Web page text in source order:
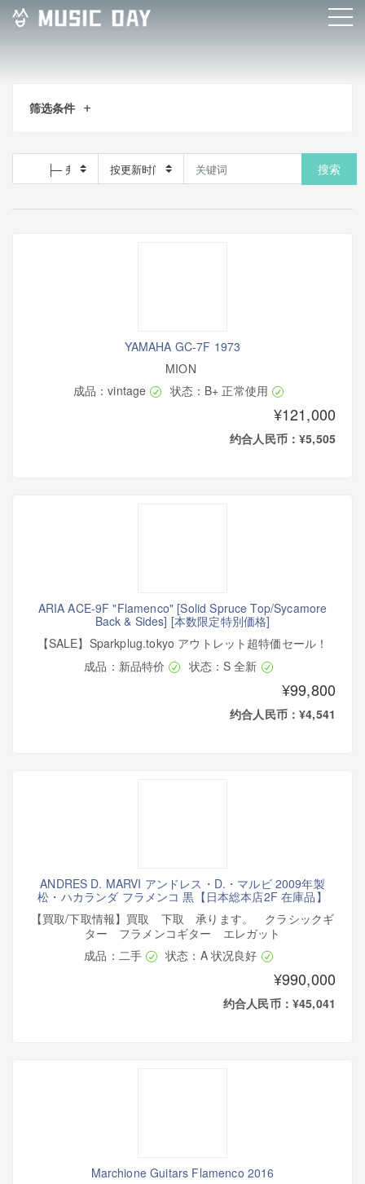
筛选条件
搜索
YAMAHA GC-7F 1973
MION
成品：vintage
状态：B+ 正常使用
¥121,000
约合人民币：¥5,505
ARIA ACE-9F "Flamenco" [Solid Spruce Top/Sycamore
Back & Sides] [本数限定特別価格]
【SALE】Sparkplug.tokyo アウトレット超特価セール！
成品：新品特价
状态：S 全新
¥99,800
约合人民币：¥4,541
ANDRES D. MARVI アンドレス・D.・マルビ 2009年製
松・ハカランダ フラメンコ 黒【日本総本店2F 在庫品】
【買取/下取情報】買取 下取 承ります。 クラシックギ
ター フラメンコギター エレガット
成品：二手
状态：A 状况良好
¥990,000
约合人民币：¥45,041
Marchione Guitars Flamenco 2016